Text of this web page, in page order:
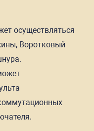
осуществляться
Воротковый